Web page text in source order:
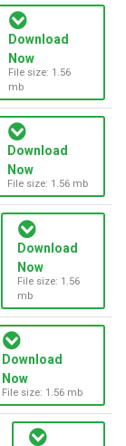
Download
Now
File size: 1.56
mb
Download
Now
File size: 1.56 mb
Download
Now
File size: 1.56
mb
Download
Now
File size: 1.56 mb